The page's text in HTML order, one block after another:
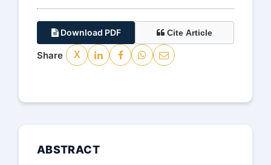
Download PDF Cite Article
Share X
ABSTRACT